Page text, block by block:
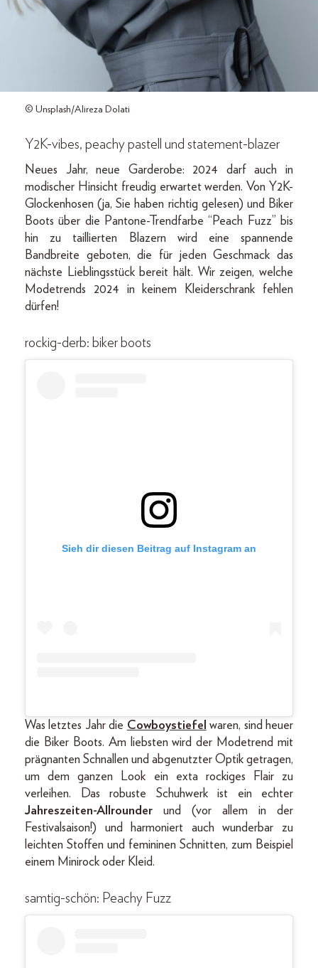
© Unsplash/Alireza Dolati
Y2K-vibes, peachy pastell und statement-blazer
Neues Jahr, neue Garderobe: 2024 darf auch in
modischer Hinsicht freudig erwartet werden. Von Y2K-
Glockenhosen (ja, Sie haben richtig gelesen) und Biker
Boots über die Pantone-Trendfarbe “Peach Fuzz” bis
hin zu taillierten Blazern wird eine spannende
Bandbreite geboten, die für jeden Geschmack das
nächste Lieblingsstück bereit hält. Wir zeigen, welche
Modetrends 2024 in keinem Kleiderschrank fehlen
dürfen!
rockig-derb: biker boots
Sieh dir diesen Beitrag auf Instagram an
Was letztes Jahr die Cowboystiefel waren, sind heuer
die Biker Boots. Am liebsten wird der Modetrend mit
prägnanten Schnallen und abgenutzter Optik getragen,
um dem ganzen Look ein exta rockiges Flair zu
verleihen. Das robuste Schuhwerk ist ein echter
Jahreszeiten-Allrounder und (vor allem in der
Festivalsaison!) und harmoniert auch wunderbar zu
leichten Stoffen und femininen Schnitten, zum Beispiel
einem Minirock oder Kleid.
samtig-schön: Peachy Fuzz